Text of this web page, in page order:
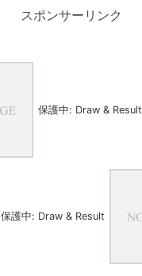
スポンサーリンク
保護中: Draw & Result
保護中: Draw & Result